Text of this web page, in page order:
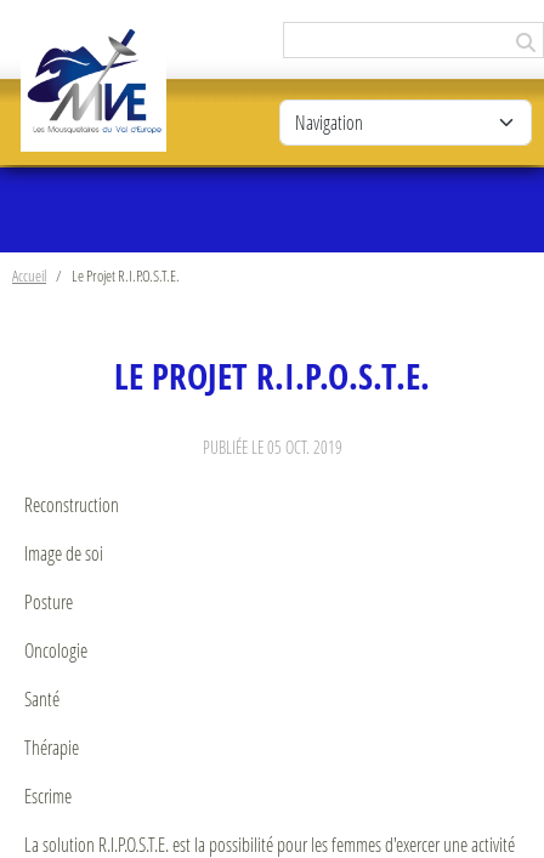
Accueil Le Projet R.I.P.O.S.T.E.
LE PROJET R.I.P.O.S.T.E.
PUBLIÉE LE05 OCT. 2019
Reconstruction
Image de soi
Posture
Oncologie
Santé
Thérapie
Escrime
La solution R.I.P.O.S.T.E. est la possibilité pour les femmes d'exercer une activité